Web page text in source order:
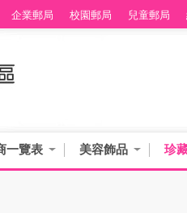
企業郵局 校園郵局 兒童郵局
一覽表 美容飾品 珍